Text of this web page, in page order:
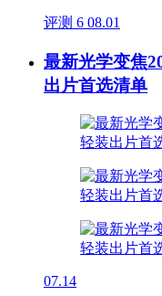
评测 6 08.01
最新光学变焦
出片首选清单
07.14